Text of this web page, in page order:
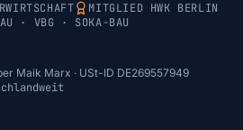
MITGLIED HWK BERLIN
· VBG · SOKA-BAU
Maik Marx · USt-ID DE269557949